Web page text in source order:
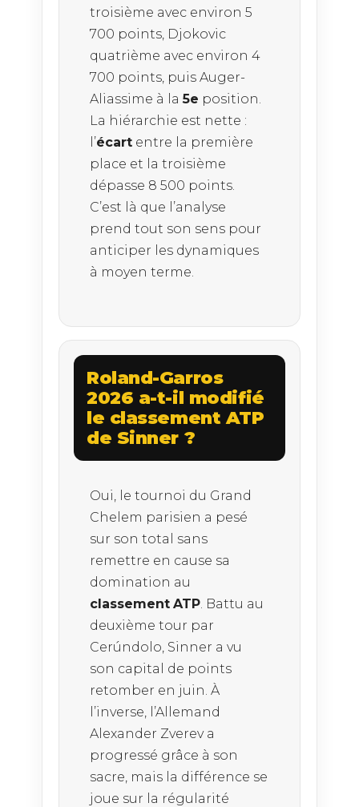
troisième avec environ 5
700 points, Djokovic
quatrième avec environ 4
700 points, puis Auger-
Aliassime à la5e position.
La hiérarchie est nette :
l’écart entre la première
place et la troisième
dépasse 8 500 points.
C’est là que l’analyse
prend tout son sens pour
anticiper les dynamiques
à moyen terme.
Roland-Garros
2026 a-t-il modifié
le classement ATP
de Sinner ?
Oui, le tournoi du Grand
Chelem parisien a pesé
sur son total sans
remettre en cause sa
domination au
classement ATP . Battu au
deuxième tour par
Cerúndolo, Sinner a vu
son capital de points
retomber en juin. À
l’inverse, l’Allemand
Alexander Zverev a
progressé grâce à son
sacre, mais la différence se
joue sur la régularité